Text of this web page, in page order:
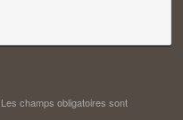
Les champs obligatoires sont